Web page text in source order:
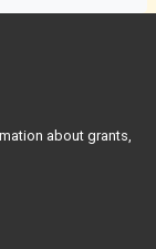
about grants,